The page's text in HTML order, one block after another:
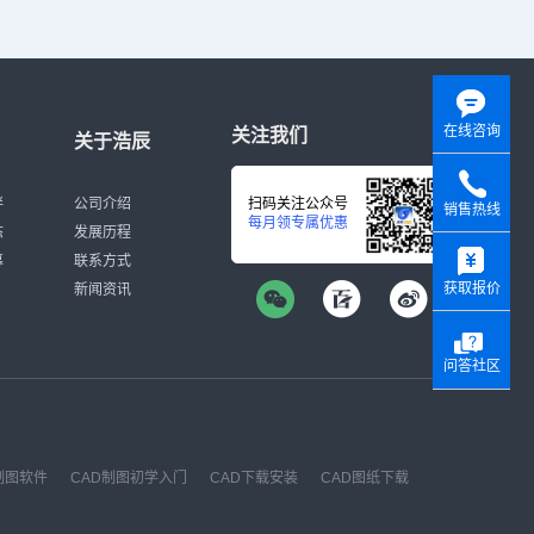
关于浩辰
公司介绍
发展历程
联系方式
新闻资讯
关注我们
扫码关注公众号
每月领专属优惠
图软件 CAD制图初学入门 CAD下载安装
CAD图纸下载
在线咨询
销售热线
获取报价
问答社区